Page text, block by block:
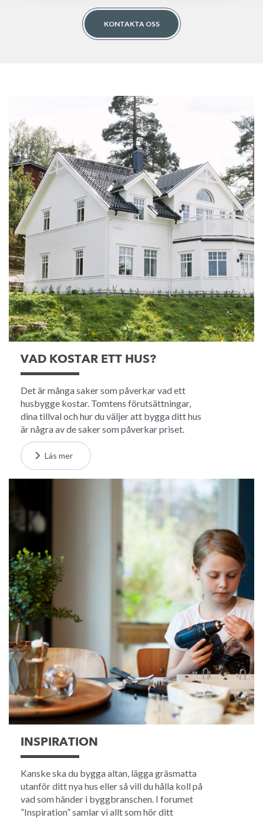
KONTAKTA OSS
VAD KOSTAR ETT HUS?
Det är många saker som påverkar vad ett
husbygge kostar. Tomtens förutsättningar,
dina tillval och hur du väljer att bygga ditt hus
är några av de saker som påverkar priset.
Läs mer
INSPIRATION
Kanske ska du bygga altan, lägga gräsmatta
utanför ditt nya hus eller så vill du hålla koll på
vad som händer i byggbranschen. I forumet
”Inspiration” samlar vi allt som hör ditt